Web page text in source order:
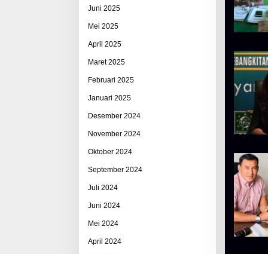
Juni 2025
Mei 2025
April 2025
Maret 2025
Februari 2025
Januari 2025
Desember 2024
November 2024
Oktober 2024
September 2024
Juli 2024
Juni 2024
Mei 2024
April 2024